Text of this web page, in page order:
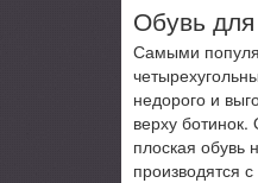
Обувь
Самыми
недорого и
верху
плоская обувь
производятся